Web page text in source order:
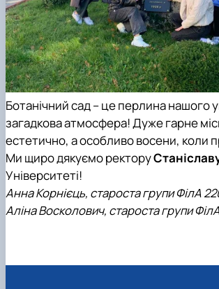
Ботанічний сад – це перлина нашого
загадкова атмосфера! Дуже гарне
естетично, а особливо восени, коли
Ми щиро дякуємо ректору
Університеті!
Анна Корнієць, староста групи ФілА
Аліна Восколович, староста групи